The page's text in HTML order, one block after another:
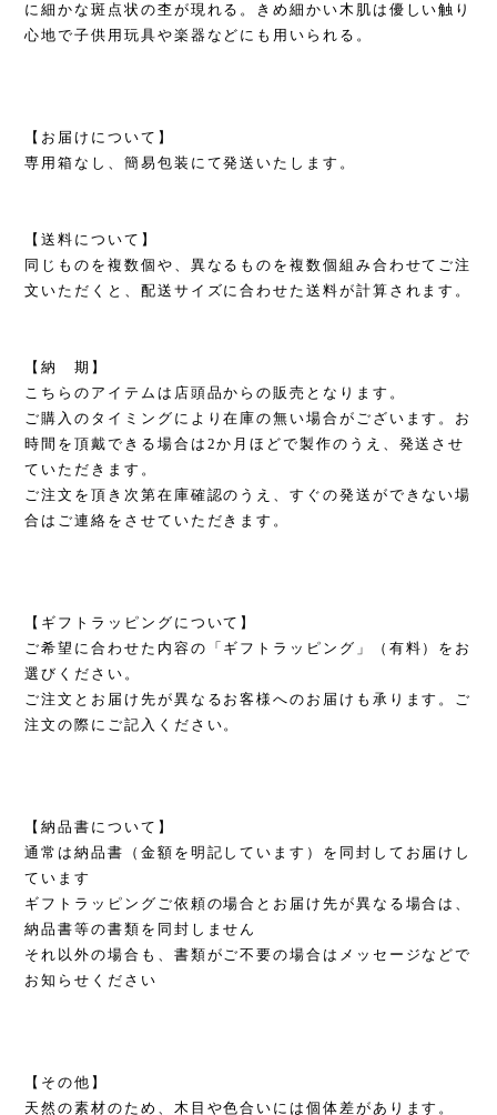
に細かな斑点状の杢が現れる。きめ細かい木肌は優しい触り
心地で子供用玩具や楽器などにも用いられる。
【お届けについて】
専用箱なし、簡易包装にて発送いたします。
【送料について】
同じものを複数個や、異なるものを複数個組み合わせてご注
文いただくと、配送サイズに合わせた送料が計算されます。
【納 期】
こちらのアイテムは店頭品からの販売となります。
ご購入のタイミングにより在庫の無い場合がございます。お
時間を頂戴できる場合は2か月ほどで製作のうえ、発送させ
ていただきます。
ご注文を頂き次第在庫確認のうえ、すぐの発送ができない場
合はご連絡をさせていただきます。
【ギフトラッピングについて】
ご希望に合わせた内容の「ギフトラッピング」（有料）をお
選びください。
ご注文とお届け先が異なるお客様へのお届けも承ります。ご
注文の際にご記入ください。
【納品書について】
通常は納品書（金額を明記しています）を同封してお届けし
ています
ギフトラッピングご依頼の場合とお届け先が異なる場合は、
納品書等の書類を同封しません
それ以外の場合も、書類がご不要の場合はメッセージなどで
お知らせください
【その他】
天然の素材のため、木目や色合いには個体差があります。